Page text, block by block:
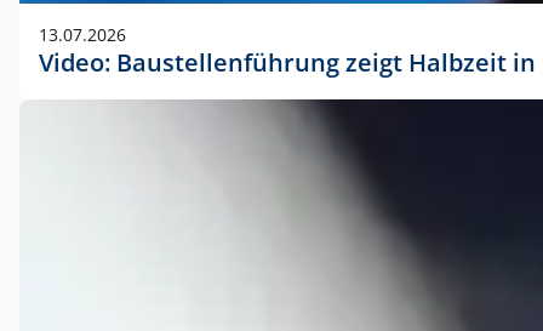
13.07.2026
Video: Baustellenführung zeigt Halbzeit